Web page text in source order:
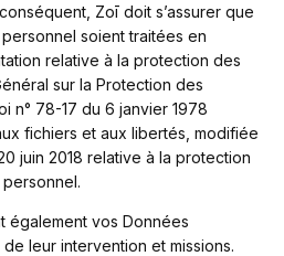
Zoī doit s’assurer que
soient traitées en
relative à la protection des
sur la Protection des
n° 78-17 du 6 janvier 1978
fichiers et aux libertés, modifiée
juin 2018 relative à la protection
également vos Données
leur intervention et missions.